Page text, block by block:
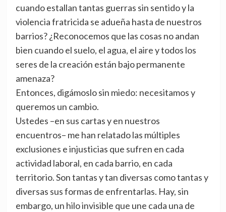
cuando estallan tantas guerras sin sentido y la
violencia fratricida se adueña hasta de nuestros
barrios? ¿Reconocemos que las cosas no andan
bien cuando el suelo, el agua, el aire y todos los
seres de la creación están bajo permanente
amenaza?
Entonces, digámoslo sin miedo: necesitamos y
queremos un cambio.
Ustedes –en sus cartas y en nuestros
encuentros– me han relatado las múltiples
exclusiones e injusticias que sufren en cada
actividad laboral, en cada barrio, en cada
territorio. Son tantas y tan diversas como tantas y
diversas sus formas de enfrentarlas. Hay, sin
embargo, un hilo invisible que une cada una de